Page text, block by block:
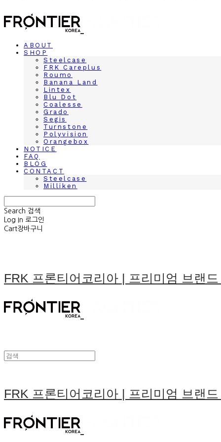
ABOUT
SHOP
Steelcase
FRK Careplus
Roumo
Banana Land
Lintex
Blu Dot
Coalesse
Grado
Segis
Turnstone
Polyvision
Orangebox
NOTICE
FAQ
BLOG
CONTACT
Steelcase
Milliken
Search 검색
Log In 로그인
Cart장바구니
FRK 프론티어코리아 | 프리미엄 브랜
FRK 프론티어코리아 | 프리미엄 브랜